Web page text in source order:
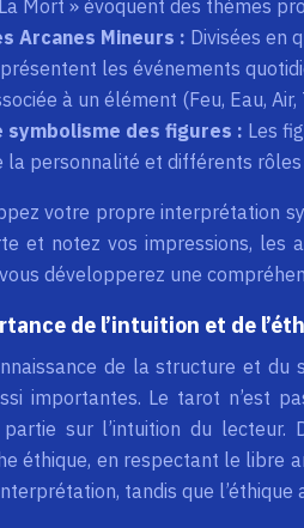
Mort » évoquent des thèmes
Arcanes Mineurs : Divisées en
les événements
à un élément (Feu, Eau, Air,
symbolisme des figures : Les
la personnalité et différents
votre propre interprétation
et notez vos impressions, les
développerez une
de l’intuition et de
de la structure et du
importantes. Le tarot n’est
partie sur l’intuition du
éthique, en respectant le libre
tandis que